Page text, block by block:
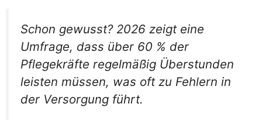
Schon gewusst? 2026 zeigt eine
Umfrage, dass über 60 % der
Pflegekräfte regelmäßig Überstunden
leisten müssen, was oft zu Fehlern in
der Versorgung führt.